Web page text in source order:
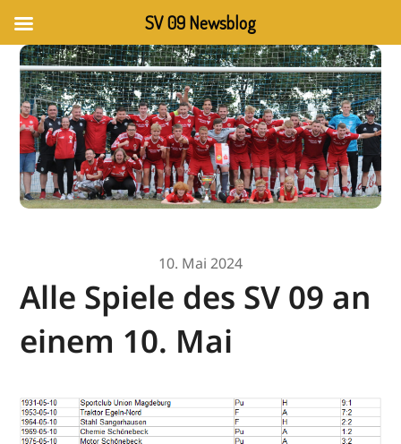
10. Mai 2024
Alle Spiele des SV 09 an
einem 10. Mai
SV 09 Newsblog